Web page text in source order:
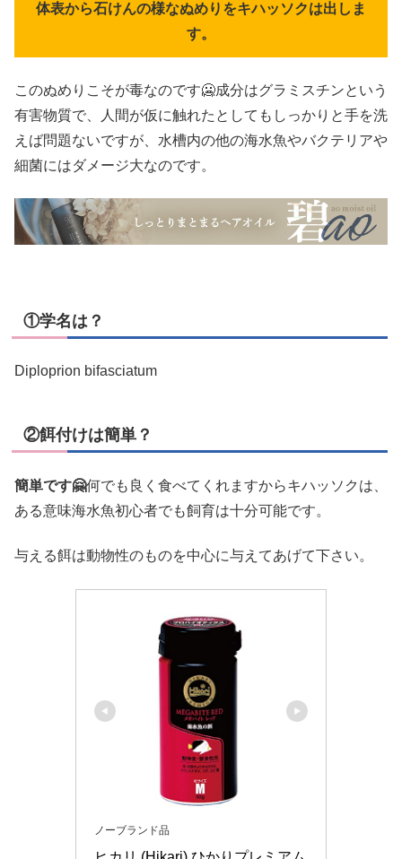
体表から石けんの様なぬめりをキハッソクは出しま
す。
このぬめりこそが毒なのです🥶成分はグラミスチンという
有害物質で、人間が仮に触れたとしてもしっかりと手を洗
えば問題ないですが、水槽内の他の海水魚やバクテリアや
細菌にはダメージ大なのです。
①学名は？
Diploprion bifasciatum
②餌付けは簡単？
簡単です🤗何でも良く食べてくれますからキハッソクは、
ある意味海水魚初心者でも飼育は十分可能です。
与える餌は動物性のものを中心に与えてあげて下さい。
ノーブランド品